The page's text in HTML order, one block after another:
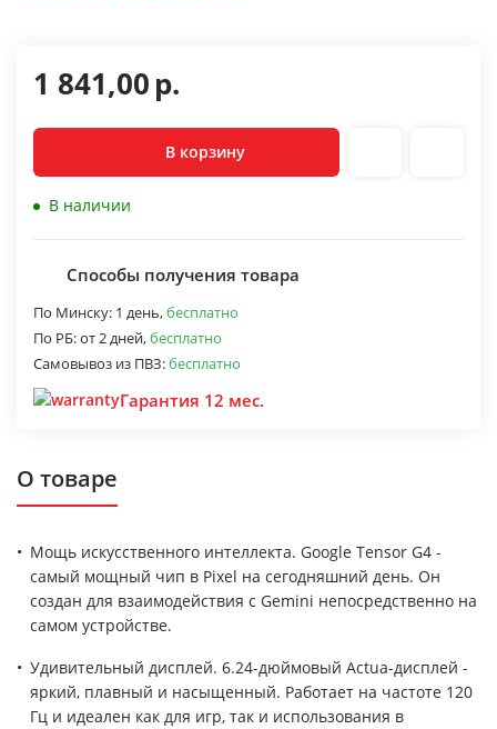
1 841,00р.
В корзину
В наличии
Способы получения товара
По Минску: 1 день,бесплатно
По РБ:от 2 дней,бесплатно
Самовывоз из ПВЗ:бесплатно
Гарантия 12 мес.
О товаре
Мощь искусственного интеллекта. Google Tensor G4 -
самый мощный чип в Pixel на сегодняшний день. Он
создан для взаимодействия с Gemini непосредственно на
самом устройстве.
Удивительный дисплей. 6.24-дюймовый Actua-дисплей -
яркий, плавный и насыщенный. Работает на частоте 120
Гц и идеален как для игр, так и использования в